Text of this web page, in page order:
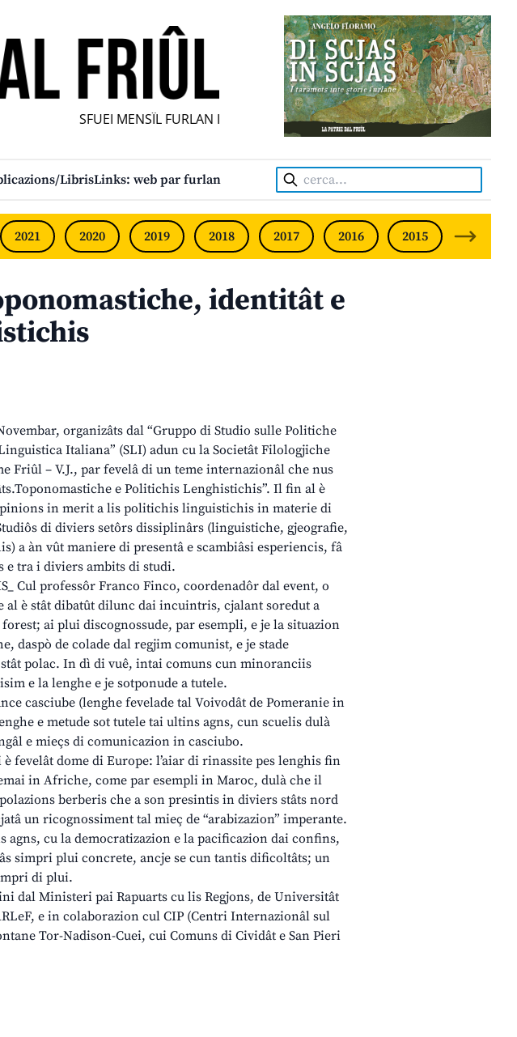
SFUEI MENSÎL FURLAN INDIPENDENT • INDEPENDENT FRIULIAN
LibrisLinks: web par furlan Cerca:
2021 2020 2019 2018 2017 2016 2015 2014
identitât e
organizâts dal “Gruppo di Studio sulle Politiche
Italiana” (SLI) adun cu la Societât Filologjiche
Friûl – V.J., par fevelâ di un teme internazionâl che nus
e Politichis Lenghistichis”. Il fin al è
in merit a lis politichis linguistichis in materie di
di diviers setôrs dissiplinârs (linguistiche, gjeografie,
a àn vût maniere di presentâ e scambiâsi esperiencis, fâ
e tra i diviers ambits di studi.
Cul professôr Franco Finco, coordenadôr dal event, o
al è stât dibatût dilunc dai incuintris, cjalant soredut a
ai plui discognossude, par esempli, e je la situazion
daspò de colade dal regjim comunist, e je stade
polac. In dì di vuê, intai comuns cun minoranciis
e la lenghe e je sotponude a tutele.
casciube (lenghe fevelade tal Voivodât de Pomeranie in
e metude sot tutele tai ultins agns, cun scuelis dulà
e mieçs di comunicazion in casciubo.
è fevelât dome di Europe: l’aiar di rinassite pes lenghis fin
in Afriche, come par esempli in Maroc, dulà che il
berberis che a son presintis in diviers stâts nord
un ricognossiment tal mieç de “arabizazion” imperante.
cu la democratizazion e la pacificazion dai confins,
simpri plui concrete, ancje se cun tantis dificoltâts; un
di plui.
dal Ministeri pai Rapuarts cu lis Regjons, de Universitât
e in colaborazion cul CIP (Centri Internazionâl sul
Tor-Nadison-Cuei, cui Comuns di Cividât e San Pieri